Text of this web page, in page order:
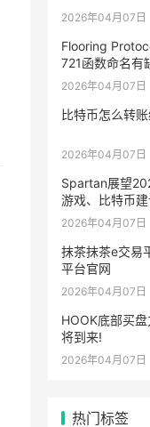
2026年04月07日
Flooring
721函数命名有
2026年04月07日
比特币怎么转
2026年04月07日
Spartan展望
游戏、比特币
2026年04月07日
抹茶抹茶e交易
平台官网
2026年04月07日
HOOK底部买
将到来!
2026年04月07日
热门标签